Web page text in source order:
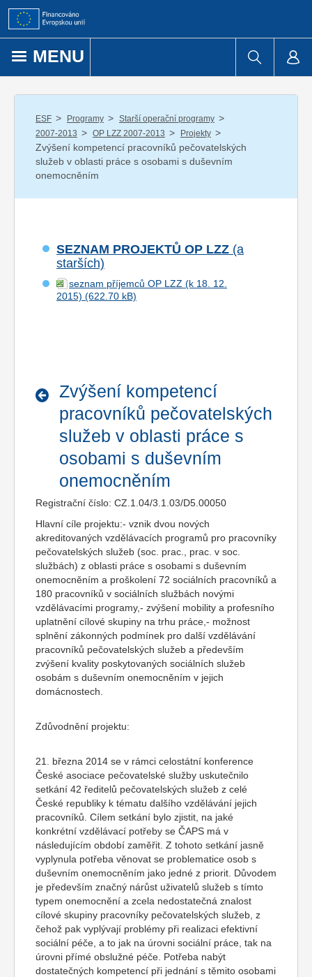
Přejít k obsahu
MENU
ESF / Programy / Starší operační programy /
2007-2013 / OP LZZ 2007-2013 / Projekty /
Zvýšení kompetencí pracovníků pečovatelských
služeb v oblasti práce s osobami s duševním
onemocněním
SEZNAM PROJEKTŮ OP LZZ (a
starších)
seznam příjemců OP LZZ (k 18. 12.
2015)
Zvýšení kompetencí
pracovníků pečovatelských
služeb v oblasti práce s
osobami s duševním
onemocněním
Registrační číslo: CZ.1.04/3.1.03/D5.00050
Hlavní cíle projektu:- vznik dvou nových
akreditovaných vzdělávacích programů pro pracovníky
pečovatelských služeb (soc. prac., prac. v soc.
službách) z oblasti práce s osobami s duševním
onemocněním a proškolení 72 sociálních pracovníků a
180 pracovníků v sociálních službách novými
vzdělávacími programy,- zvýšení mobility a profesního
uplatnění cílové skupiny na trhu práce,- možnost
splnění zákonných podmínek pro další vzdělávání
pracovníků pečovatelských služeb a především
zvýšení kvality poskytovaných sociálních služeb
osobám s duševním onemocněním v jejich
domácnostech.
Zdůvodnění projektu:
21. března 2014 se v rámci celostátní konference
České asociace pečovatelské služby uskutečnilo
setkání 42 ředitelů pečovatelských služeb z celé
České republiky k tématu dalšího vzdělávání jejich
pracovníků. Cílem setkání bylo zjistit, na jaké
konkrétní vzdělávací potřeby se ČAPS má v
následujícím období zaměřit. Z tohoto setkání jasně
vyplynula potřeba věnovat se problematice osob s
duševním onemocněním jako jedné z priorit. Důvodem
je především značný nárůst uživatelů služeb s tímto
typem onemocnění a zcela nedostatečná znalost
cílové skupiny pracovníky pečovatelských služeb, z
čehož pak vyplývají problémy při realizaci efektivní
sociální péče, a to jak na úrovni sociální práce, tak na
úrovni přímé obslužné péče. Potřeba nabýt
dostatečných kompetencí při jednání s těmito osobami